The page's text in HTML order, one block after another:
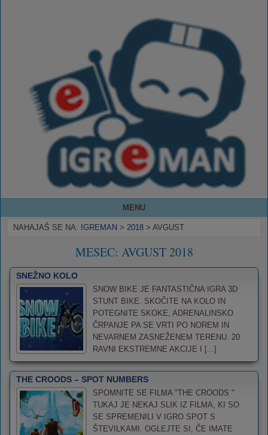
MENU
NAHAJAŠ SE NA: IGREMAN > 2018 > AVGUST
MESEC: AVGUST 2018
SNEŽNO KOLO
SNOW BIKE JE FANTASTIČNA IGRA 3D
STUNT BIKE. SKOČITE NA KOLO IN
POTEGNITE SKOKE, ADRENALINSKO
ČRPANJE PA SE VRTI PO NOREM IN
NEVARNEM ZASNEŽENEM TERENU. 20
RAVNI EKSTREMNE AKCIJE I [...]
THE CROODS – SPOT NUMBERS
SPOMNITE SE FILMA "THE CROODS "
TUKAJ JE NEKAJ SLIK IZ FILMA, KI SO
SE SPREMENILI V IGRO SPOT S
ŠTEVILKAMI. OGLEJTE SI, ČE IMATE